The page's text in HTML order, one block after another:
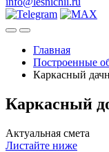
Главная
Построенные
Каркасный
Каркасный
Актуальная смета
Листайте ниже